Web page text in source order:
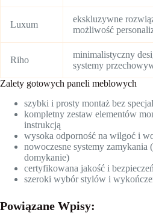
Luxum
ekskluzywne
możliwość
Riho
minimalistyczny
systemy
Zalety gotowych paneli meblowych
szybki i prosty montaż bez
kompletny zestaw elementów
instrukcją
wysoka odporność na wilgoć i
nowoczesne systemy zamykania
domykanie)
certyfikowana jakość i
szeroki wybór stylów i
Powiązane Wpisy: